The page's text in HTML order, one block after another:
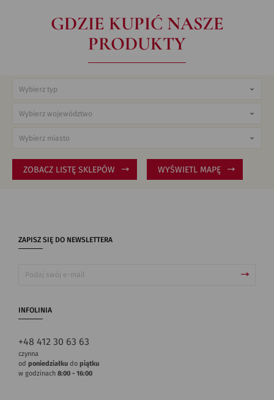
GDZIE KUPIĆ NASZE
PRODUKTY
ZOBACZ LISTĘ SKLEPÓW WYŚWIETL MAPĘ
ZAPISZ SIĘ DO NEWSLETTERA
INFOLINIA
+48 412 30 63 63
czynna
od poniedziałku do piątku
w godzinach 8:00 - 16:00